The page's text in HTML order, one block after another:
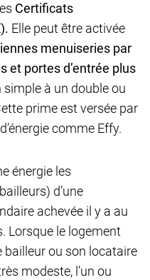
Certificats
Elle peut être activée
menuiseries par
et portes d’entrée plus
simple à un double ou
prime est versée par
comme Effy.
énergie les
d’une
achevée il y a au
Lorsque le logement
bailleur ou son locataire
modeste, l’un ou